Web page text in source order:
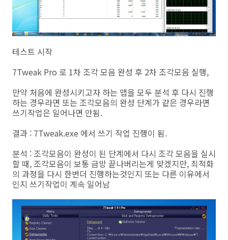
테스트 시작
7Tweak Pro 로 1차 조각 모음 완성 후 2차 조각모음 실행,
만약 처음에 완성시키고자 하는 맵을 모두 분석 후 다시 진행
하는 경우라면 또는 조각모음의 완성 단계가 같은 경우라면
쓰기작업은 일어나면 안됨.
결과 : 7Tweak.exe 에서 쓰기 작업 진행이 됨.
분석 : 조각모음이 완성이 된 단계에서 다시 조각 모음을 실시
할 때, 조각모음이 보통 금방 끝나버리는게 맞겠지만, 최적화
의 과정을 다시 한번더 진행하는것인지 또는 다른 이유에서
인지 쓰기작업이 계속 일어남